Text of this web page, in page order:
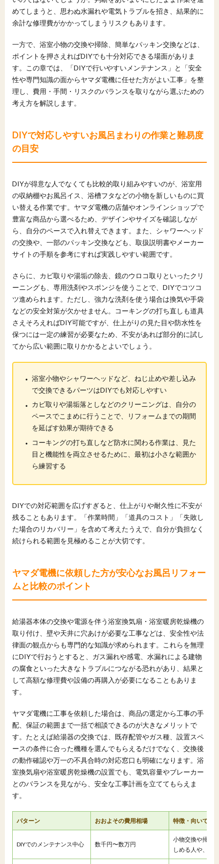
めてしまうと、思わぬ水漏れや電気トラブルを招き、結果的に
余計な修理費がかかってしまうリスクもあります。
一方で、浴室小物の交換や掃除、簡単なパッキン交換などは、
ポイントを押さえればDIYでも十分対応できる場面がありま
す。この章では、「DIYで行いやすいメンテナンス」と「安全
性や専門知識の面からヤマダ電機に任せた方がよい工事」を整
理し、費用・手間・リスクのバランスを取りながら選ぶための
考え方を解説します。
DIYで対応しやすいお風呂まわりの作業と難易度
の目安
DIYが得意な人でなくても比較的取り組みやすいのが、浴室用
の収納棚やお風呂イス、浴槽フタなどの小物を新しいものに買
い替える作業です。ヤマダ電機の店舗やオンラインショップで
豊富な商品から選べるため、デザインやサイズを確認しなが
ら、自分のペースで入れ替えできます。また、シャワーヘッド
の交換や、一部のパッキン交換なども、取扱説明書やメーカー
サイトの手順を参考にすれば実践しやすい範囲です。
さらに、カビ取りや湯垢の除去、鏡のウロコ取りといったクリ
ーニングも、専用洗剤やスポンジを使うことで、DIYでコツコ
ツ進められます。ただし、強力な洗剤を使う場合は換気や手袋
などの安全対策が欠かせません。コーキングの打ち直しも道具
さえそろえればDIY可能ですが、仕上がりの見た目や防水性を
保つには一定の練習が必要なため、不安があれば部分的に試し
てから広い範囲に取りかかるとよいでしょう。
・ 浴室小物やシャワーヘッドなど、ねじ止めや差し込み
で交換できるパーツはDIYでも対応しやすい
・ カビ取りや湯垢落としなどのクリーニングは、自分の
ペースでこまめに行うことで、リフォームまでの期間
を延ばす効果が期待できる
・
コーキングの打ち直しなど防水に関わる作業は、見た
目と機能性を両立させるために、最初は小さな範囲か
ら練習する
DIYでの対応範囲を広げすぎると、仕上がりや耐久性に不安が
残ることもあります。「作業時間」「道具のコスト」「失敗し
た場合のリカバリー」を含めて考えたうえで、自分が負担なく
続けられる範囲を見極めることが大切です。
ヤマダ電機に依頼した方が安心なお風呂リフォー
ムと比較のポイント
給湯器本体の交換や電源を伴う浴室換気扇・浴室暖房乾燥機の
取り付け、壁や天井に穴あけが必要な工事などは、安全性や法
律面の観点からも専門的な知識が求められます。これらを無理
にDIYで行おうとすると、ガス漏れや感電、水漏れによる建物
の腐食といった大きなトラブルにつながる恐れがあり、結果と
して高額な修理費や設備の再購入が必要になることもありま
す。
ヤマダ電機に工事を依頼した場合は、商品の選定から工事の手
配、保証の範囲まで一括で相談できるのが大きなメリットで
す。たとえば給湯器の交換では、既存配管やガス種、設置スペ
ースの条件に合った機種を選んでもらえるだけでなく、交換後
の動作確認や万一の不具合時の対応窓口も明確になります。浴
室換気扇や浴室暖房乾燥機の設置でも、電気容量やブレーカー
とのバランスを見ながら、安全な工事計画を立ててもらえま
す。
パターン おおよその費用相場 特徴・向いてい
DIYでのメンテナンス中心 数千円〜数万円
小物交換や掃除
しめる人や、細